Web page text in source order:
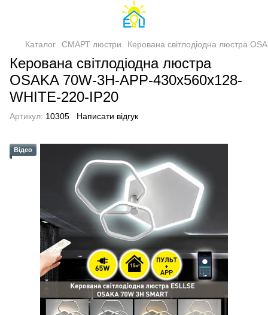
Каталог СМАРТ люстри Керована світлодіодна люстра
Керована світлодіодна люстра
OSAKA 70W-3H-APP-430x560x128-
WHITE-220-IP20
Артикул: 10305 Написати відгук
Відео